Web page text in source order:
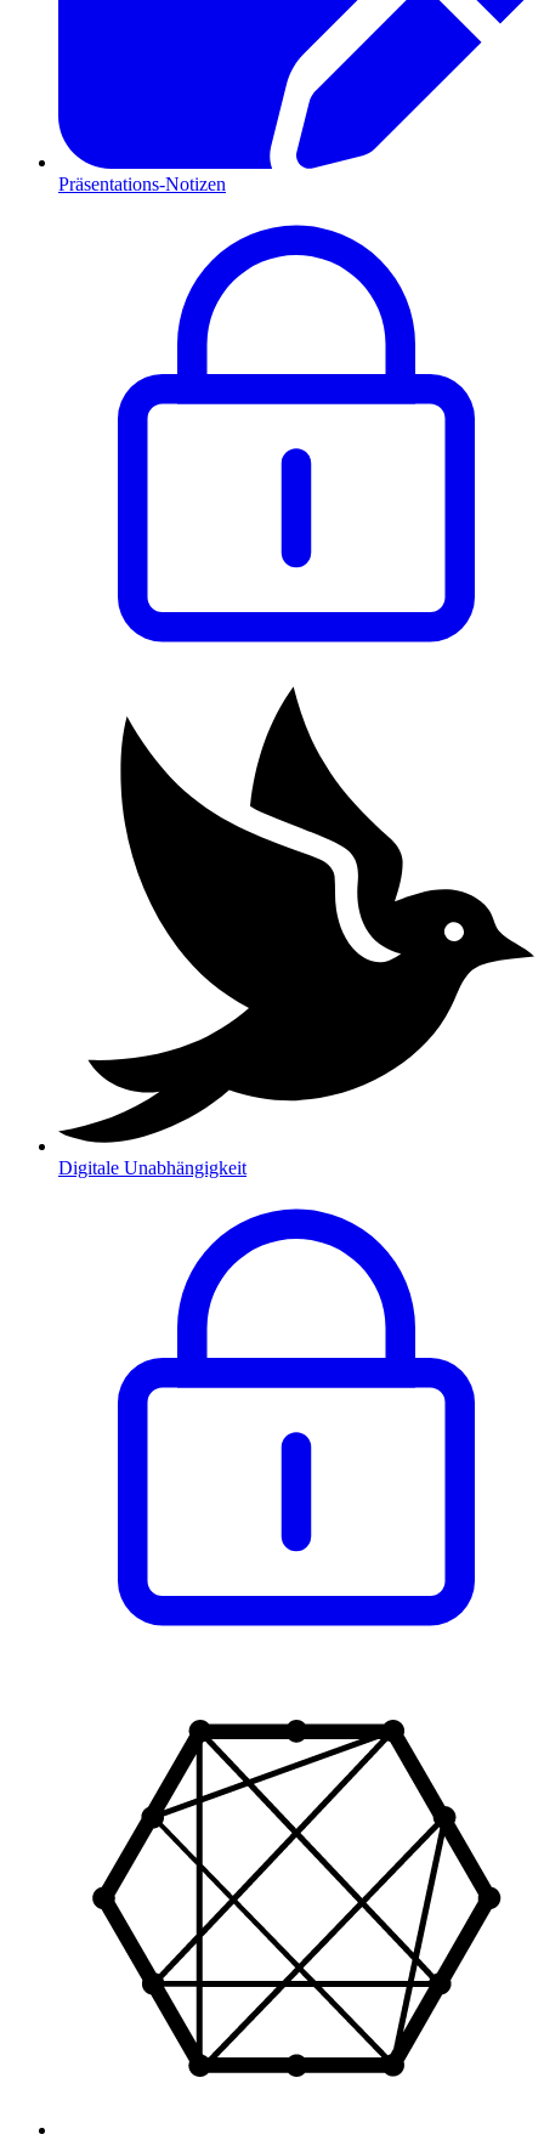
Präsentations-Notizen
Digitale Unabhängigkeit